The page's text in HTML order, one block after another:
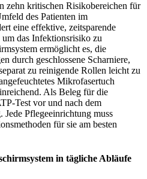
zehn kritischen Risikobereichen für
des Patienten im
eine effektive, zeitsparende
das Infektionsrisiko zu
ermöglicht es, die
durch geschlossene Scharniere,
zu reinigende Rollen leicht zu
Mikrofasertuch
Als Beleg für die
Test vor und nach dem
Pflegeeinrichtung muss
für sie am besten
in tägliche Abläufe